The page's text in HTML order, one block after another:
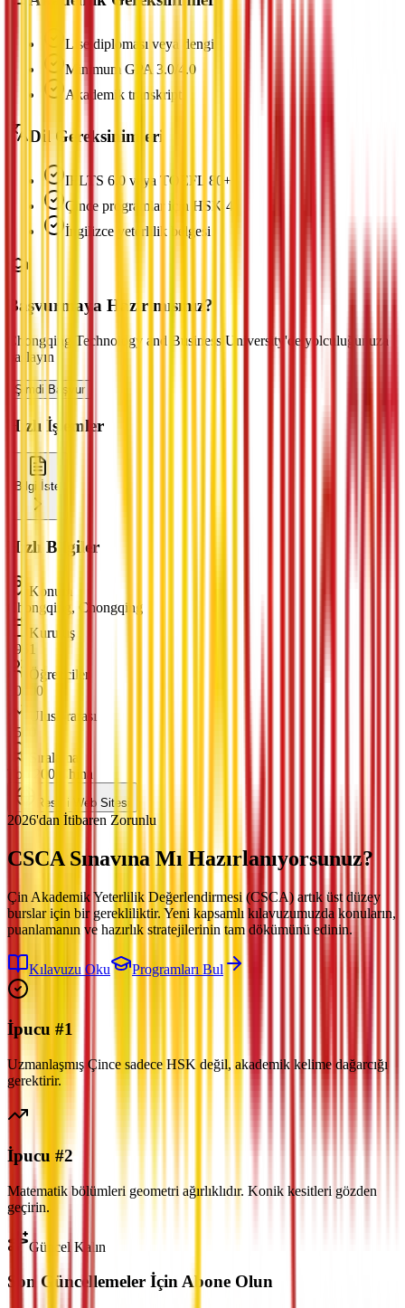
Lise diploması veya dengi
Minimum GPA 3.0/4.0
Akademik transkript
Dil Gereksinimleri
IELTS 6.0 veya TOEFL 80+
Çince programlar için HSK 4
İngilizce yeterlilik belgesi
Başvurmaya Hazır mısınız?
Chongqing Technology and Business University'de yolculuğunuza
başlayın
Şimdi Başvur
Hızlı İşlemler
Bilgi İste
Hızlı Bilgiler
Konum
Chongqing, Chongqing
Kuruluş
1951
Öğrenciler
30000
Uluslararası
1500
Sıralama
Top 200 China
Resmi Web Sitesi
2026'dan İtibaren Zorunlu
CSCA Sınavına Mı Hazırlanıyorsunuz?
Çin Akademik Yeterlilik Değerlendirmesi (CSCA) artık üst düzey
burslar için bir gerekliliktir. Yeni kapsamlı kılavuzumuzda konuların,
puanlamanın ve hazırlık stratejilerinin tam dökümünü edinin.
Kılavuzu Oku Programları Bul
İpucu #1
Uzmanlaşmış Çince sadece HSK değil, akademik kelime dağarcığı
gerektirir.
İpucu #2
Matematik bölümleri geometri ağırlıklıdır. Konik kesitleri gözden
geçirin.
Güncel Kalın
Son Güncellemeler İçin Abone Olun